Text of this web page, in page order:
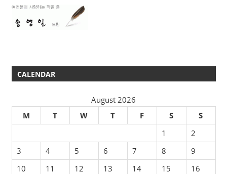
CALENDAR
August 2026
M
T W T F S
S
1
2
3
4 5 6 7 8
9
10
11 12 13 14 15
16